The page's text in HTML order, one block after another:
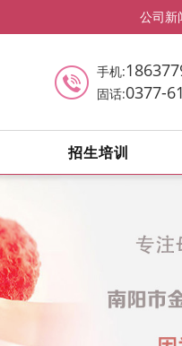
公司新
手机:
固话:0377-
招生培训